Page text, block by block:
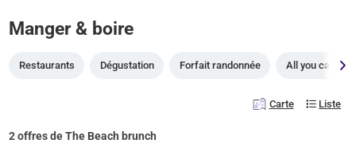
Manger & boire
Restaurants Dégustation Forfait randonnée All you can eat
Carte Liste
2 offres de The Beach brunch